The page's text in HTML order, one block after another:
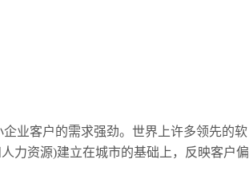
业客户的需求强劲。世界上许多领先的软
力资源)建立在城市的基础上，反映客户偏